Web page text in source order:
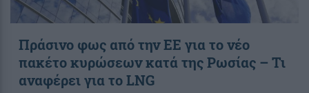
Πράσινο φως από την ΕΕ για το νέο
πακέτο κυρώσεων κατά της Ρωσίας – Τι
αναφέρει για το LNG